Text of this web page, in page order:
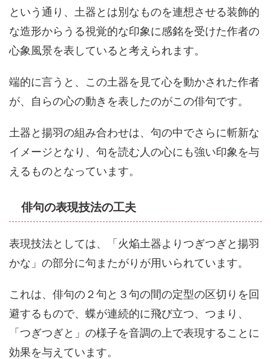
という通り、土器とは別なものを連想させる装飾的
な造形からうる視覚的な印象に感銘を受けた作者の
心象風景を表していると考えられます。
端的に言うと、この土器を見て心を動かされた作者
が、自らの心の動きを表したのがこの俳句です。
土器と揚羽の組み合わせは、句の中でさらに斬新な
イメージとなり、句を読む人の心にも強い印象を与
えるものとなっています。
俳句の表現技法の工夫
表現技法としては、「火焔土器よりつぎつぎと揚羽
かな」の部分に句またがりが用いられています。
これは、俳句の２句と３句の間の定型の区切りを回
避するもので、蝶が連続的に飛び立つ、つまり、
「つぎつぎと」の様子を音調の上で表現することに
効果を与えています。